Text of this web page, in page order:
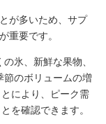
が多いため、サプ
重要です。
の氷、新鮮な果物、
節のボリュームの増
により、ピーク需
を確認できます。